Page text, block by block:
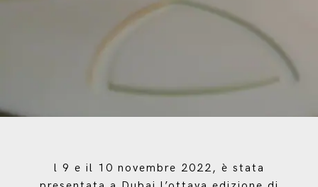
l 9 e il 10 novembre 2022, è stata